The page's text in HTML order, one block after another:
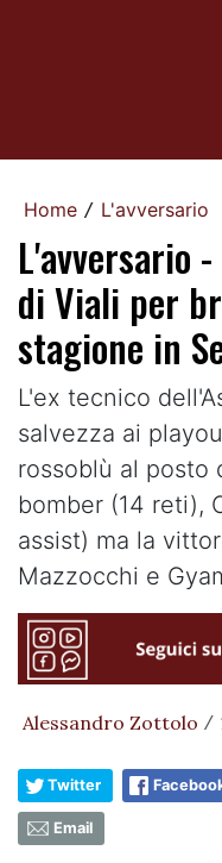
Home / L'avversario
L'avversario
di Viali per
stagione in
L'ex tecnico
salvezza ai
rossoblù al posto
bomber (14 reti),
assist) ma la
Mazzocchi e
Alessandro Zottolo /
Twitter
Email